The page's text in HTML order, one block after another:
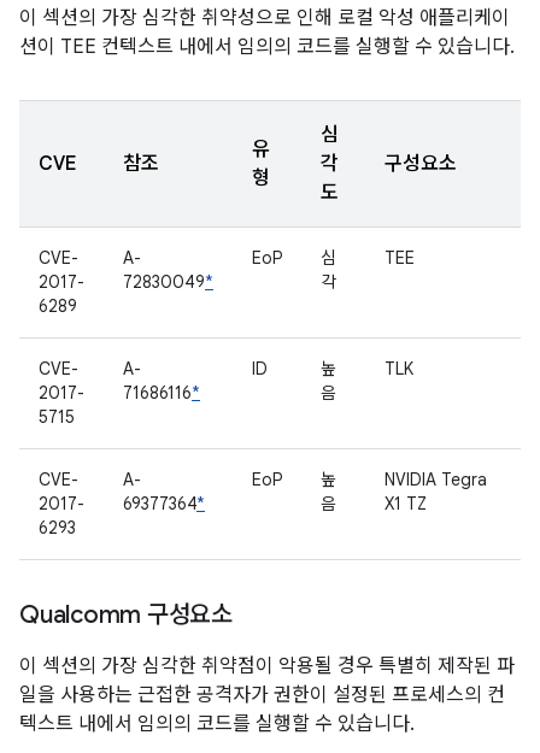
이 섹션의 가장 심각한 취약성으로 인해 로컬 악성 애플리케이
션이 TEE 컨텍스트 내에서 임의의 코드를 실행할 수 있습니다.
CVE 참조
유
형
심
각
도
구성요소
CVE-
2017-
6289
A-
72830049*
EoP
심
각
TEE
CVE-
2017-
5715
A-
71686116*
ID
높
음
TLK
CVE-
2017-
6293
A-
69377364*
EoP
높
음
NVIDIA Tegra
X1 TZ
Qualcomm 구성요소
이 섹션의 가장 심각한 취약점이 악용될 경우 특별히 제작된 파
일을 사용하는 근접한 공격자가 권한이 설정된 프로세스의 컨
텍스트 내에서 임의의 코드를 실행할 수 있습니다.